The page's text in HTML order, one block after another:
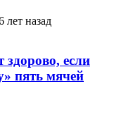
лет назад
если
пять мячей